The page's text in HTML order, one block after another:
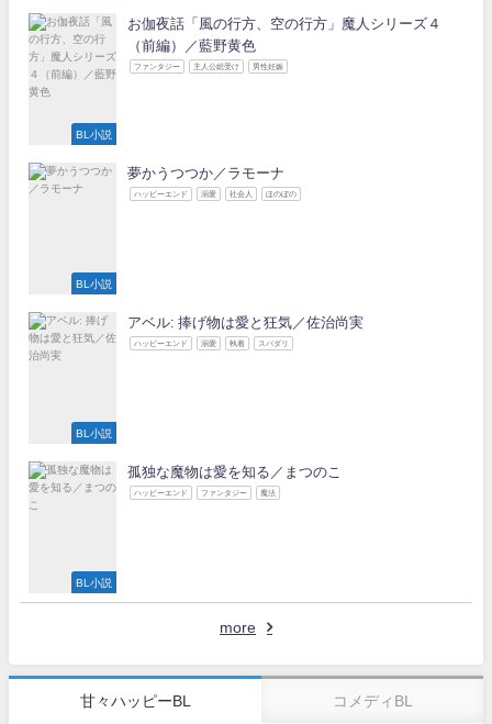
BL小説
お伽夜話「風の行方、空の行方」魔人シリーズ４
（前編）／藍野黄色
ファンタジー 主人公総受け 男性妊娠
BL小説
夢かうつつか／ラモーナ
ハッピーエンド 溺愛 社会人 ほのぼの
BL小説
アベル: 捧げ物は愛と狂気／佐治尚実
ハッピーエンド 溺愛 執着 スパダリ
BL小説
孤独な魔物は愛を知る／まつのこ
ハッピーエンド ファンタジー 魔法
more
甘々ハッピーBL コメディBL